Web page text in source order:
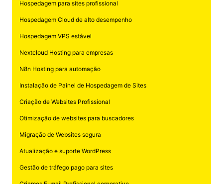
Hospedagem para sites profissional
Hospedagem Cloud de alto desempenho
Hospedagem VPS estável
Nextcloud Hosting para empresas
N8n Hosting para automação
Instalação de Painel de Hospedagem de Sites
Criação de Websites Profissional
Otimização de websites para buscadores
Migração de Websites segura
Atualização e suporte WordPress
Gestão de tráfego pago para sites